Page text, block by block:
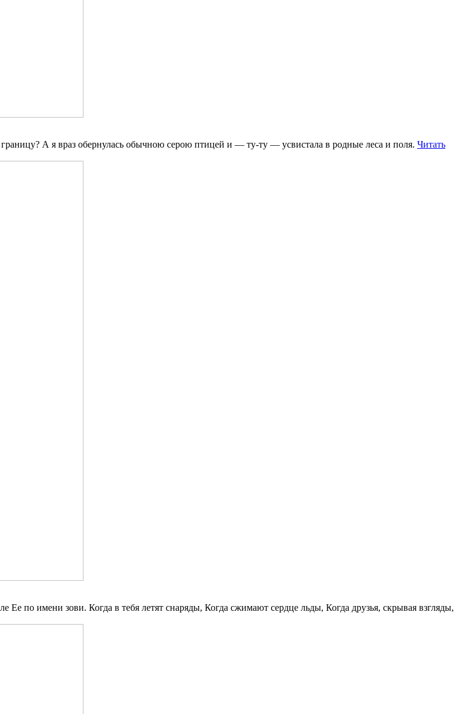
А я враз обернулась обычною серою птицей и — ту-ту — усвистала в родные леса и поля. Читать
по имени зови. Когда в тебя летят снаряды, Когда сжимают сердце льды, Когда друзья, скрывая взгляды,